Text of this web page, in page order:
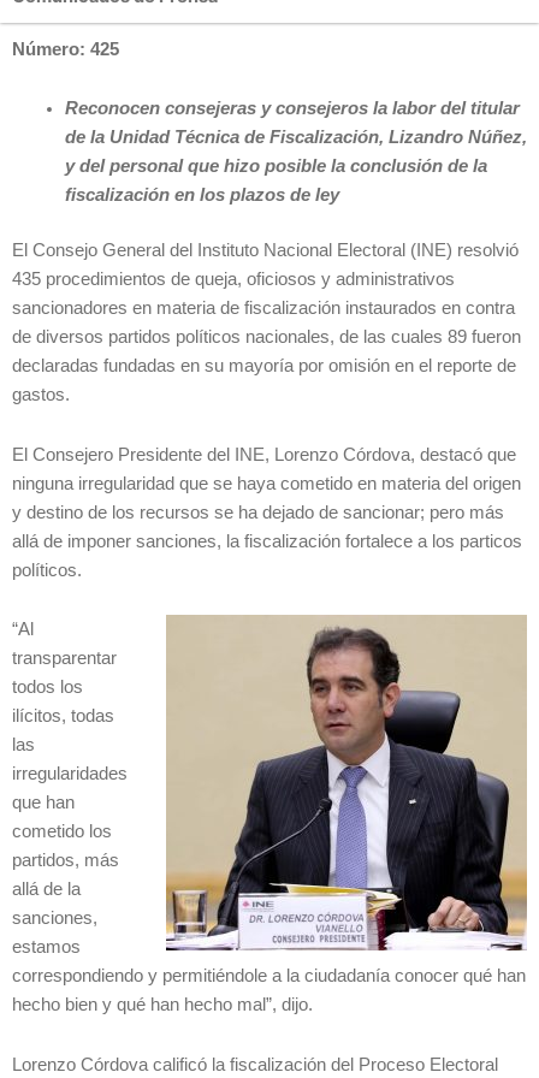
Número: 425
Reconocen consejeras y consejeros la labor del titular
de la Unidad Técnica de Fiscalización, Lizandro Núñez,
y del personal que hizo posible la conclusión de la
fiscalización en los plazos de ley
El Consejo General del Instituto Nacional Electoral (INE) resolvió
435 procedimientos de queja, oficiosos y administrativos
sancionadores en materia de fiscalización instaurados en contra
de diversos partidos políticos nacionales, de las cuales 89 fueron
declaradas fundadas en su mayoría por omisión en el reporte de
gastos.
El Consejero Presidente del INE, Lorenzo Córdova, destacó que
ninguna irregularidad que se haya cometido en materia del origen
y destino de los recursos se ha dejado de sancionar; pero más
allá de imponer sanciones, la fiscalización fortalece a los particos
políticos.
“Al
transparentar
todos los
ilícitos, todas
las
irregularidades
que han
cometido los
partidos, más
allá de la
sanciones,
estamos
correspondiendo y permitiéndole a la ciudadanía conocer qué han
hecho bien y qué han hecho mal”, dijo.
Lorenzo Córdova calificó la fiscalización del Proceso Electoral